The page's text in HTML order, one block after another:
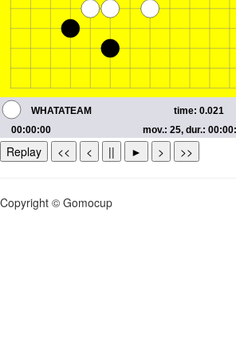
Replay << < || ► > >>
Copyright © Gomocup